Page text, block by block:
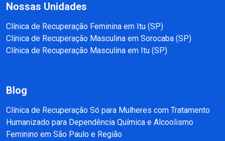
Nossas Unidades
Clínica de Recuperação Feminina em Itu (SP)
Clínica de Recuperação Masculina em Sorocaba (SP)
Clínica de Recuperação Masculina em Itu (SP)
Blog
Clínica de Recuperação Só para Mulheres com Tratamento
Humanizado para Dependência Química e Alcoolismo
Feminino em São Paulo e Região